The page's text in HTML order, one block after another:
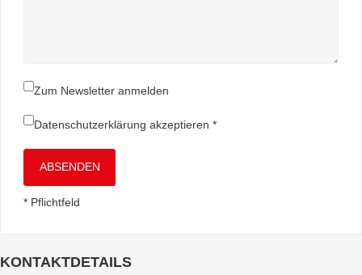
Zum Newsletter anmelden
Datenschutzerklärung akzeptieren *
ABSENDEN
* Pflichtfeld
KONTAKTDETAILS